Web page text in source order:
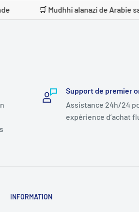
🛒 Mudhhi alanazi de Arabie saoudite
Support de premier
Assistance 24h/24
expérience d’achat
INFORMATION